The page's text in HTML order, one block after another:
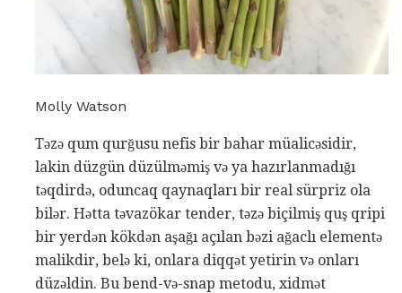
Molly Watson
Təzə qum qurğusu nefis bir bahar müalicəsidir,
lakin düzgün düzülməmiş və ya hazırlanmadığı
təqdirdə, oduncaq qaynaqları bir real sürpriz ola
bilər. Hətta təvazökar tender, təzə biçilmiş quş qripi
bir yerdən kökdən aşağı açılan bəzi ağaclı elementə
malikdir, belə ki, onlara diqqət yetirin və onları
düzəldin. Bu bend-və-snap metodu, xidmət